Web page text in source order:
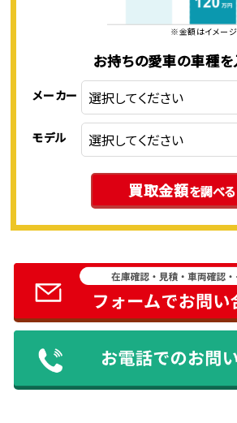
※金額はイメージ
お持ちの愛車の車種を
メーカー
モデル
買取金額を調べる